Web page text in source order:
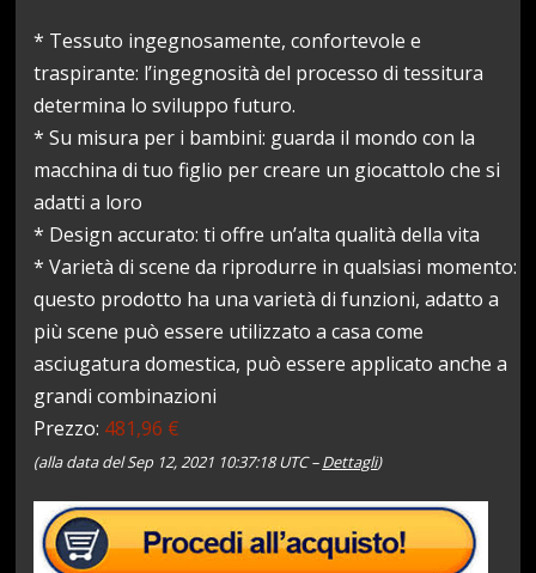
* Tessuto ingegnosamente, confortevole e
traspirante: l’ingegnosità del processo di tessitura
determina lo sviluppo futuro.
* Su misura per i bambini: guarda il mondo con la
macchina di tuo figlio per creare un giocattolo che si
adatti a loro
* Design accurato: ti offre un’alta qualità della vita
* Varietà di scene da riprodurre in qualsiasi momento:
questo prodotto ha una varietà di funzioni, adatto a
più scene può essere utilizzato a casa come
asciugatura domestica, può essere applicato anche a
grandi combinazioni
Prezzo: 481,96 €
(alla data del Sep 12, 2021 10:37:18 UTC –Dettagli)